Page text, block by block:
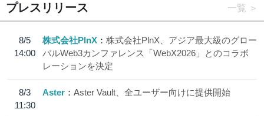
プレスリリース 一覧
8/5
14:00
株式会社PlnX
株式会社PlnX、アジア最大級のグロー
バルWeb3カンファレンス「WebX2026」とのコラボ
レーションを決定
8/3
11:30
Aster Aster Vault、全ユーザー向けに提供開始